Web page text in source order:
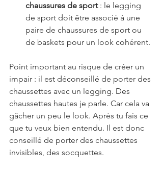
chaussures de sport : le legging
de sport doit être associé à une
paire de chaussures de sport ou
de baskets pour un look cohérent.
Point important au risque de créer un
impair : il est déconseillé de porter des
chaussettes avec un legging. Des
chaussettes hautes je parle. Car cela va
gâcher un peu le look. Après tu fais ce
que tu veux bien entendu. Il est donc
conseillé de porter des chaussettes
invisibles, des socquettes.